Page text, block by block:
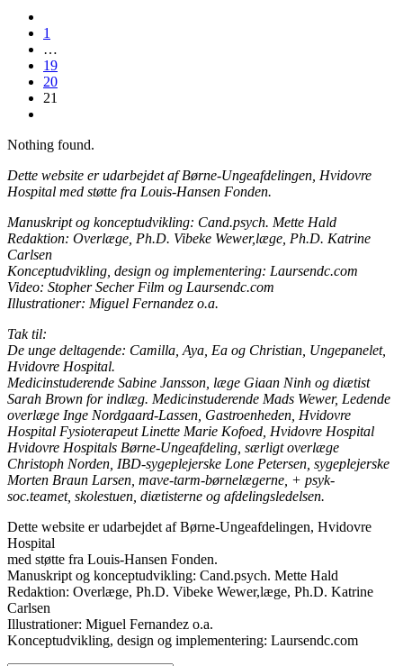
1
…
19
20
21
Nothing found.
Dette website er udarbejdet af Børne-Ungeafdelingen, Hvidovre
Hospital med støtte fra Louis-Hansen Fonden.
Manuskript og konceptudvikling: Cand.psych. Mette Hald
Redaktion: Overlæge, Ph.D. Vibeke Wewer,læge, Ph.D. Katrine
Carlsen
Konceptudvikling, design og implementering: Laursendc.com
Video: Stopher Secher Film og Laursendc.com
Illustrationer: Miguel Fernandez o.a.
Tak til:
De unge deltagende: Camilla, Aya, Ea og Christian, Ungepanelet,
Hvidovre Hospital.
Medicinstuderende Sabine Jansson, læge Giaan Ninh og diætist
Sarah Brown for indlæg. Medicinstuderende Mads Wewer, Ledende
overlæge Inge Nordgaard-Lassen, Gastroenheden, Hvidovre
Hospital Fysioterapeut Linette Marie Kofoed, Hvidovre Hospital
Hvidovre Hospitals Børne-Ungeafdeling, særligt overlæge
Christoph Norden, IBD-sygeplejerske Lone Petersen, sygeplejerske
Morten Braun Larsen, mave-tarm-børnelægerne, + psyk-
soc.teamet, skolestuen, diætisterne og afdelingsledelsen.
Dette website er udarbejdet af Børne-Ungeafdelingen, Hvidovre
Hospital
med støtte fra Louis-Hansen Fonden.
Manuskript og konceptudvikling: Cand.psych. Mette Hald
Redaktion: Overlæge, Ph.D. Vibeke Wewer,læge, Ph.D. Katrine
Carlsen
Illustrationer: Miguel Fernandez o.a.
Konceptudvikling, design og implementering: Laursendc.com